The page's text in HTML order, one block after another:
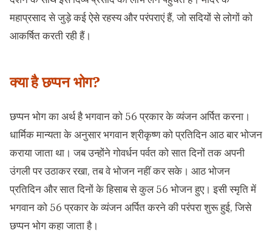
महाप्रसाद से जुड़े कई ऐसे रहस्य और परंपराएं हैं, जो सदियों से लोगों को
आकर्षित करती रही हैं।
क्या है छप्पन भोग?
छप्पन भोग का अर्थ है भगवान को 56 प्रकार के व्यंजन अर्पित करना।
धार्मिक मान्यता के अनुसार भगवान श्रीकृष्ण को प्रतिदिन आठ बार भोजन
कराया जाता था। जब उन्होंने गोवर्धन पर्वत को सात दिनों तक अपनी
उंगली पर उठाकर रखा, तब वे भोजन नहीं कर सके। आठ भोजन
प्रतिदिन और सात दिनों के हिसाब से कुल 56 भोजन हुए। इसी स्मृति में
भगवान को 56 प्रकार के व्यंजन अर्पित करने की परंपरा शुरू हुई, जिसे
छप्पन भोग कहा जाता है।